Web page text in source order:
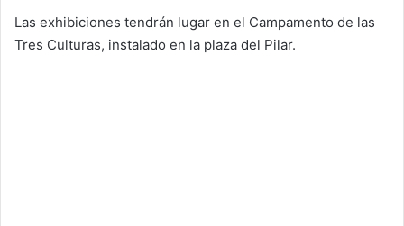
Las exhibiciones tendrán lugar en el Campamento de las
Tres Culturas, instalado en la plaza del Pilar.